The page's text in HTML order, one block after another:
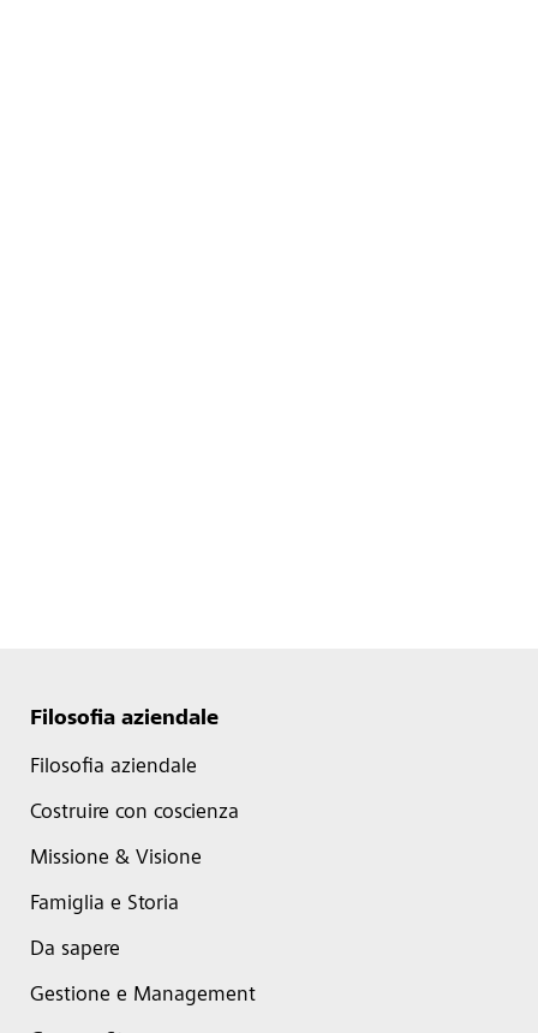
Filosofia aziendale
Filosofia aziendale
Costruire con coscienza
Missione & Visione
Famiglia e Storia
Da sapere
Gestione e Management